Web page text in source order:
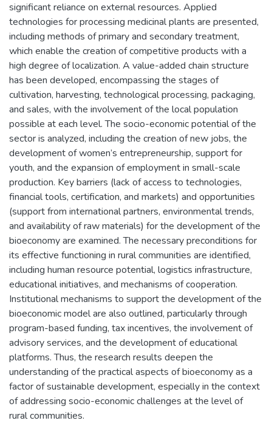
significant reliance on external resources. Applied
technologies for processing medicinal plants are presented,
including methods of primary and secondary treatment,
which enable the creation of competitive products with a
high degree of localization. A value-added chain structure
has been developed, encompassing the stages of
cultivation, harvesting, technological processing, packaging,
and sales, with the involvement of the local population
possible at each level. The socio-economic potential of the
sector is analyzed, including the creation of new jobs, the
development of women’s entrepreneurship, support for
youth, and the expansion of employment in small-scale
production. Key barriers (lack of access to technologies,
financial tools, certification, and markets) and opportunities
(support from international partners, environmental trends,
and availability of raw materials) for the development of the
bioeconomy are examined. The necessary preconditions for
its effective functioning in rural communities are identified,
including human resource potential, logistics infrastructure,
educational initiatives, and mechanisms of cooperation.
Institutional mechanisms to support the development of the
bioeconomic model are also outlined, particularly through
program-based funding, tax incentives, the involvement of
advisory services, and the development of educational
platforms. Thus, the research results deepen the
understanding of the practical aspects of bioeconomy as a
factor of sustainable development, especially in the context
of addressing socio-economic challenges at the level of
rural communities.